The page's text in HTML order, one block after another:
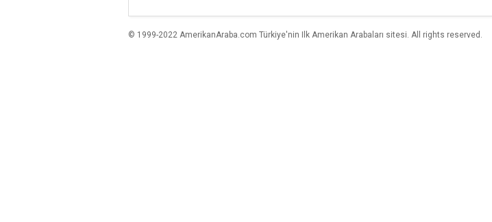
© 1999-2022 AmerikanAraba.com Türkiye'nin Ilk Amerikan Arabaları sitesi. All rights reserved.